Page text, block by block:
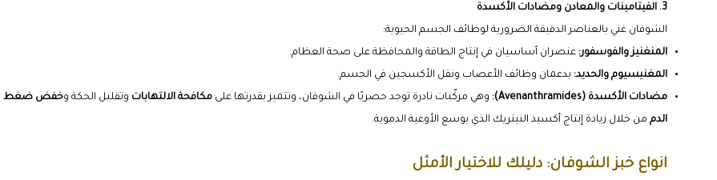
3. الفيتامينات والمعادن ومضادات الأكسدة
الشوفان غني بالعناصر الدقيقة الضرورية لوظائف الجسم الحيوية:
المنغنيز والفوسفور: عنصران أساسيان في إنتاج الطاقة والمحافظة على صحة العظام.
المغنيسيوم والحديد: يدعمان وظائف الأعصاب ونقل الأكسجين في الجسم.
مضادات الأكسدة (Avenanthramides):
وهي مركّبات نادرة توجد حصريًا في الشوفان، وتتميز بقدرتها على مكافحة الالتهابات وتقليل الحكة وخفض ضغط
الدم من خلال زيادة إنتاج أكسيد النيتريك الذي يوسع الأوعية الدموية.
انواع خبز الشوفان: دليلك للاختيار الأمثل